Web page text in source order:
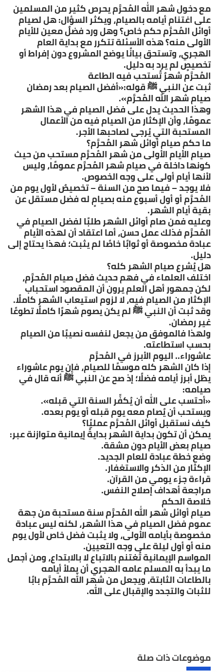
مع دخول شهر الله المُحرَّم يحرص كثير من المسلمين
على اغتنام أيامه بالصيام، ويكثر السؤال: هل لصيام
أوائل المُحرَّم حكم خاص؟ وهل ورد فضلٌ معين للأيام
الأولى منه؟ هذه الأسئلة تتكرر مع بداية العام
الهجري، وتستحق بيانًا يوضح المشروع دون إفراط أو
تخصيصٍ لم يرد به دليل.
المُحرَّم شهرٌ تُستحب فيه الطاعة
ثبت عن النبي ﷺ قوله:«أفضل الصيام بعد رمضان
صيام شهر الله المُحرَّم».
وهذا الحديث يدل على فضل الصيام في هذا الشهر
عمومًا، وأن الإكثار من الصيام فيه من الأعمال
المستحبة التي يُرجى لصاحبها الأجر.
ما حكم صيام أوائل شهر المُحرَّم؟
صيام الأيام الأولى من شهر المُحرَّم مستحب من حيث
كونها داخلة في صيام شهر المُحرَّم عمومًا، وليس
لأنها أيام أولى على وجه الخصوص.
فلا يوجد – فيما صح من السنة – تخصيصٌ لأول يوم من
المُحرَّم أو أول أسبوع منه بصيامٍ له فضل مستقل عن
بقية أيام الشهر.
وعليه فمن صام أوائل الشهر طلبًا لفضل الصيام في
المُحرَّم فذلك عمل حسن، أما اعتقاد أن لهذه الأيام
عبادة مخصوصة أو ثوابًا خاصًا لم يثبت؛ فهذا يحتاج إلى
دليل.
هل يُشرع صيام الشهر كله؟
اختلف العلماء في فهم حديث فضل صيام المُحرَّم،
لكن جمهور أهل العلم يرون أن المقصود استحباب
الإكثار من الصيام فيه، لا لزوم استيعاب الشهر كاملًا.
وقد ثبت أن النبي ﷺ لم يكن يصوم شهرًا كاملًا تطوعًا
غير رمضان.
ولهذا فالموفق من يجعل لنفسه نصيبًا من الصيام
بحسب استطاعته.
عاشوراء.. اليوم الأبرز في المُحرَّم
إذا كان الشهر كله موسمًا للصيام، فإن يوم عاشوراء
يظل أبرز أيامه فضلًا؛ إذ صح عن النبي ﷺ أنه قال في
صيامه:
«أحتسب على الله أن يُكفِّر السنة التي قبله».
ويستحب أن يُصام معه يوم قبله أو يوم بعده.
كيف نستقبل أوائل المُحرَّم عمليًا؟
يمكن أن تكون بداية الشهر بدايةً إيمانية متوازنة عبر:
صيام بعض الأيام دون مشقة.
وضع خطة عبادة للعام الجديد.
الإكثار من الذكر والاستغفار.
قراءة جزء يومي من القرآن.
مراجعة أهداف إصلاح النفس.
خلاصة الحكم
صيام أوائل شهر الله المُحرَّم سنة مستحبة من جهة
عموم فضل الصيام في هذا الشهر، لكنه ليس عبادة
مخصوصة بأيامه الأولى، ولا يثبت فضل خاص لأول يوم
منه أو أول ليلة على وجه التعيين.
المواسم الإيمانية تُغتنم بالاتباع لا بالابتداع، ومن أجمل
ما يبدأ به المسلم عامه الهجري أن يملأ أيامه
بالطاعات الثابتة، ويجعل من شهر الله المُحرَّم بابًا
للثبات والتجدد والإقبال على الله.
موضوعات ذات صلة